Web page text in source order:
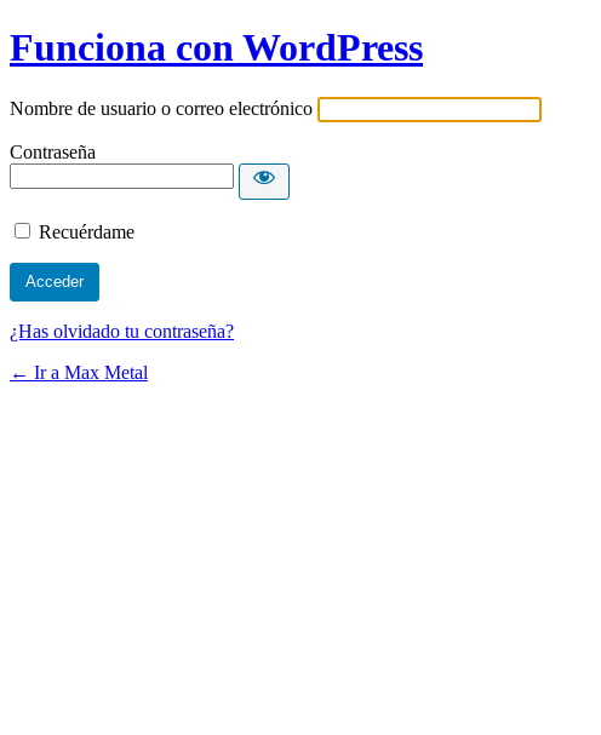
Funciona con WordPress
Nombre de usuario o correo electrónico
Contraseña
Recuérdame
¿Has olvidado tu contraseña?
← Ir a Max Metal